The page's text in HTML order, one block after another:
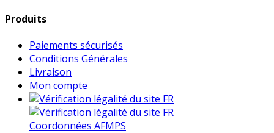
Produits
Paiements sécurisés
Conditions Générales
Livraison
Mon compte
Coordonnées AFMPS